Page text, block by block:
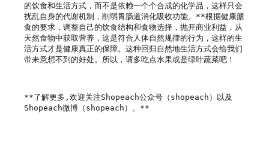
的饮食和生活方式，而不是依赖一个个合成的化学品，这样只会
扰乱自身的代谢机制，削弱胃肠道消化吸收功能。**根据健康膳
食的要求，调整自己的饮食结构和食物选择，抛开商业利益，从
天然食物中获取营养，这是符合人体自然规律的行为，这样的生
活方式才是健康真正的保障。这种回归自然地生活方式会给我们
带来意想不到的好处。所以，请多吃点水果或是绿叶蔬菜吧！
**了解更多,欢迎关注Shopeach公众号（shopeach）以及
Shopeach微博（shopeach）。**